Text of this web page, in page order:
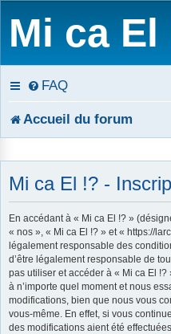
Mi ca El
FAQ
Accueil du forum
Mi ca El !? -
En accédant à « Mi ca El !? »
« nos », « Mi ca El !? » et « https://
légalement responsable des
d’être légalement responsable de
pas utiliser et accéder à « Mi ca El
à n’importe quel moment et nous
modifications, bien que nous vous
vous-même. En effet, si vous
des modifications aient été